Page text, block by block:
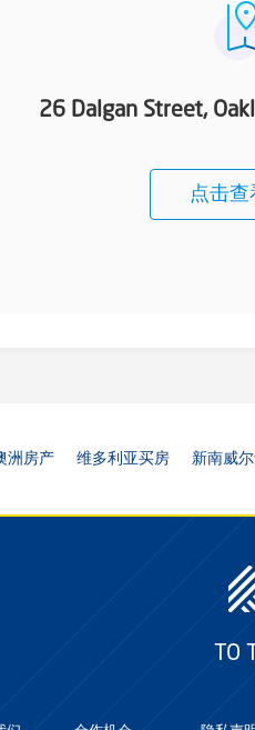
26 Dalgan Street,
点击查
洲房产 维多利亚买房 新南威
TO